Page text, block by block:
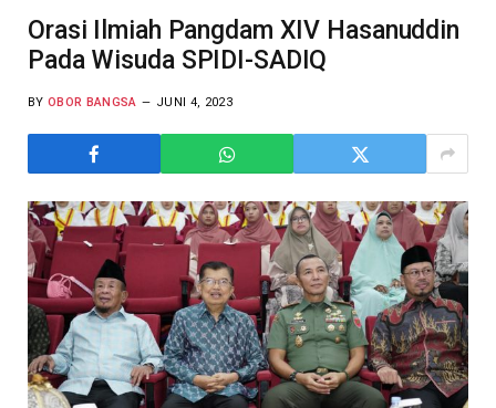
Orasi Ilmiah Pangdam XIV Hasanuddin
Pada Wisuda SPIDI-SADIQ
BY OBOR BANGSA JUNI 4, 2023